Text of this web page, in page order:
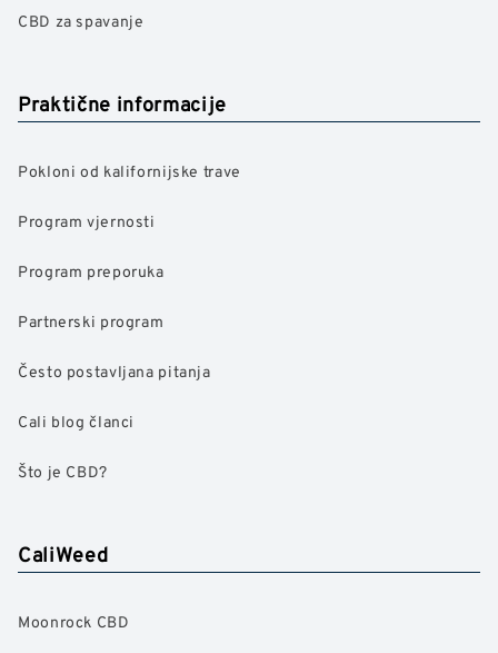
CBD za spavanje
Praktične informacije
Pokloni od kalifornijske trave
Program vjernosti
Program preporuka
Partnerski program
Često postavljana pitanja
Cali blog članci
Što je CBD?
CaliWeed
Moonrock CBD